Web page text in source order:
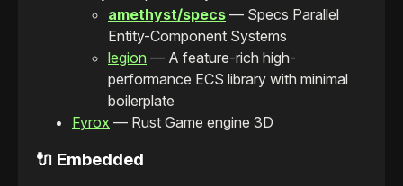
amethyst/specs — Specs Parallel
Entity-Component Systems
legion — A feature-rich high-
performance ECS library with minimal
boilerplate
Fyrox — Rust Game engine 3D
🔌 Embedded